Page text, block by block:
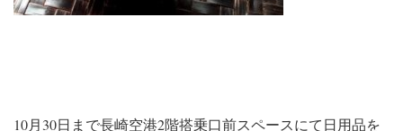
10月30日まで長崎空港2階搭乗口前スペースにて日用品を